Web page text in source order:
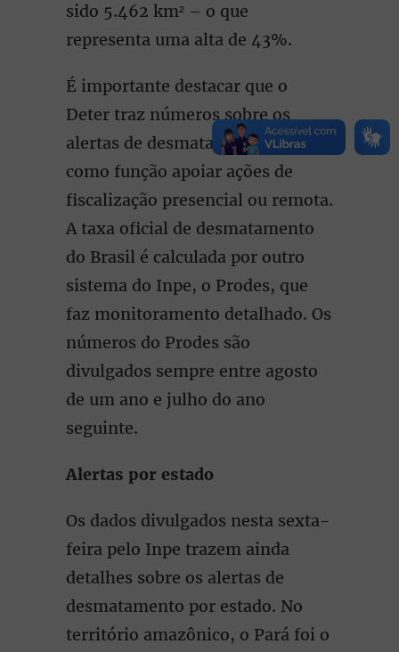
sido 5.462 km² – o que
representa uma alta de 43%.
É importante destacar que o
Deter traz números sobre os
alertas de desmatamento, e tem
como função apoiar ações de
fiscalização presencial ou remota.
A taxa oficial de desmatamento
do Brasil é calculada por outro
sistema do Inpe, o Prodes, que
faz monitoramento detalhado. Os
números do Prodes são
divulgados sempre entre agosto
de um ano e julho do ano
seguinte.
Alertas por estado
Os dados divulgados nesta sexta-
feira pelo Inpe trazem ainda
detalhes sobre os alertas de
desmatamento por estado. No
território amazônico, o Pará foi o